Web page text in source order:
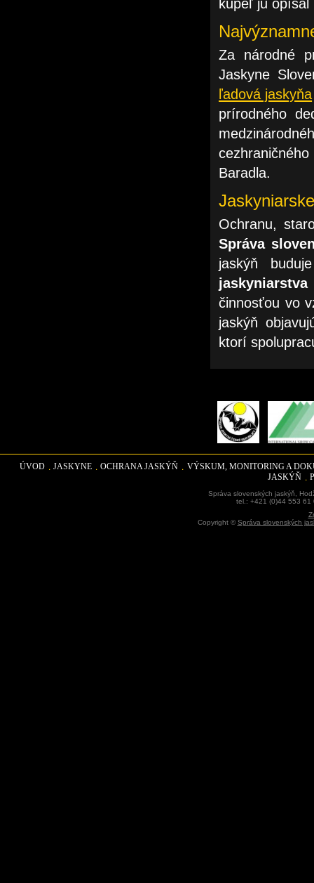
kúpeľ ju
Za národné
Jaskyne
ľadová jaskyňa
prírodného
Baradla.
Ochranu,
Správa
jaskýň
jaskyniarstva
činnosťou vo
jaskýň
ktorí
ÚVOD JASKYNE OCHRANA JASKÝŇ
VÝSKUM, MONITORING A
JASKÝŇ
Správa slovenských jaskýň,
tel.: +421 (0)44 553
Copyright ©Správa slovenských